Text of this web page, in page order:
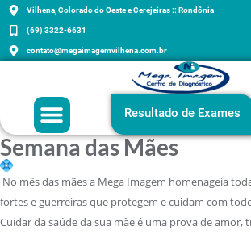
Vilhena, Colorado do Oeste e Cerejeiras :: Rondônia
(69) 3322-6631
contato@megaimagemvilhena.com.br
Resultado de Exames
Semana das Mães
No mês das mães a Mega Imagem homenageia
fortes e guerreiras que protegem e cuidam com
Cuidar da saúde da sua mãe é uma prova de amor,